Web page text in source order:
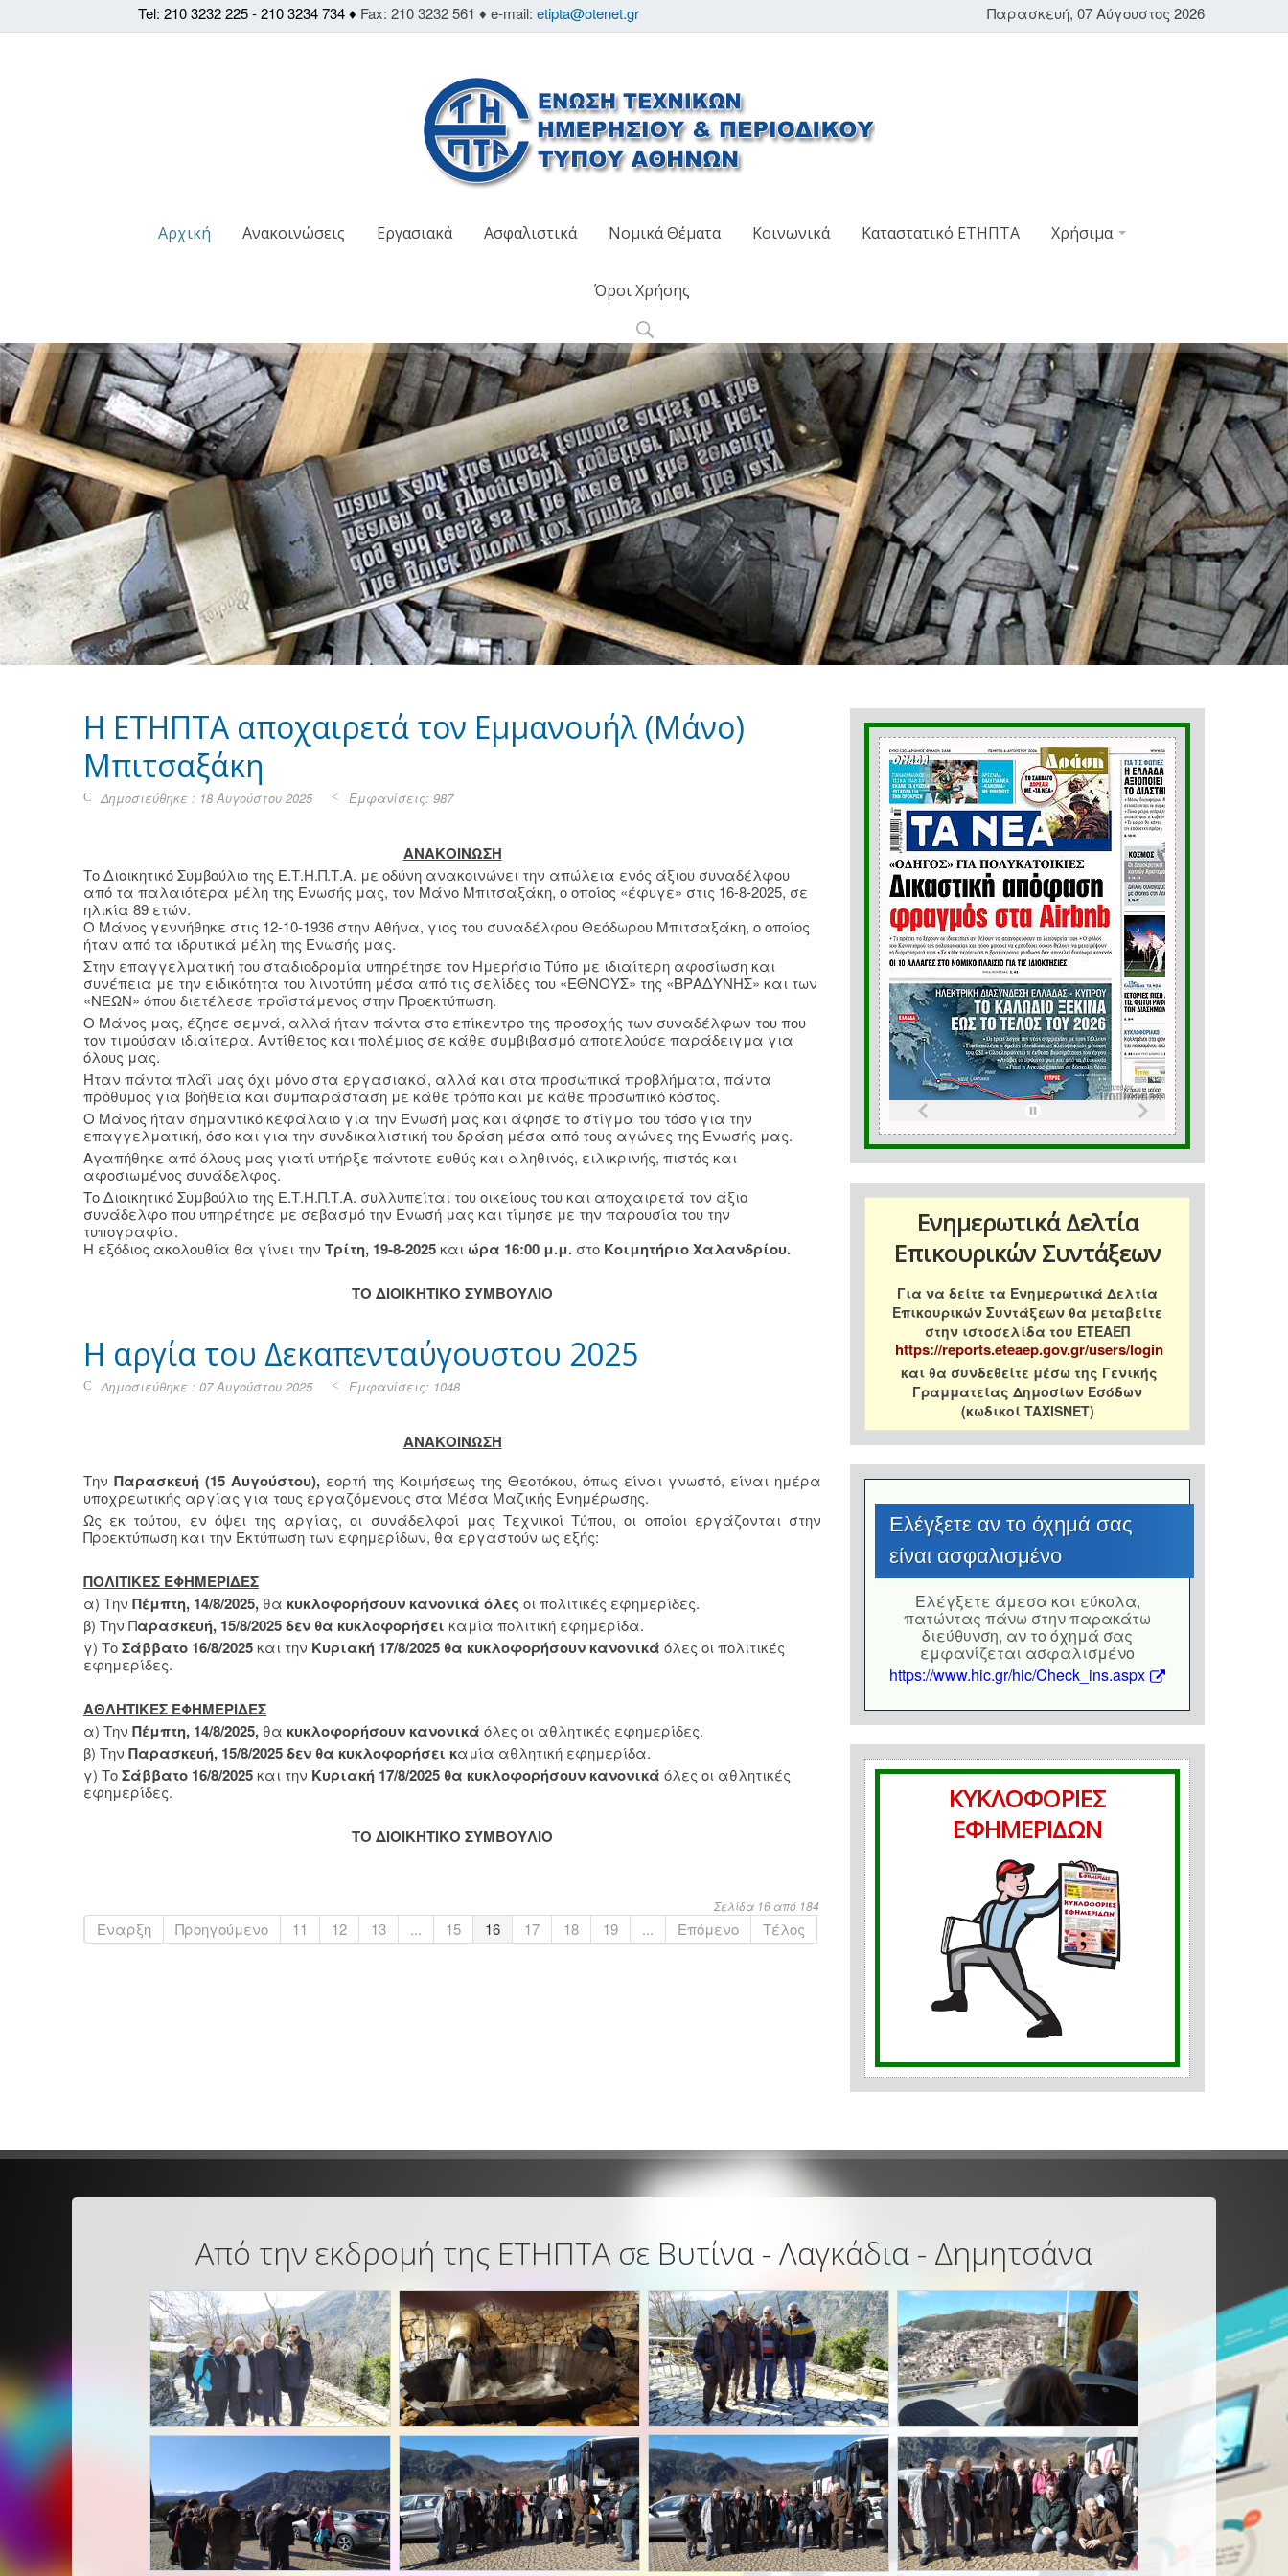
Παρασκευή, 07 Αύγουστος 2026
Tel: 210 3232 225 - 210 3234 734 ♦ Fax: 210 3232 561 ♦ e-mail: etipta@otenet.gr
Αρχική Ανακοινώσεις Εργασιακά Ασφαλιστικά Νομικά Θέματα Κοινωνικά Καταστατικό ΕΤΗΠΤΑ Χρήσιμα
Όροι Χρήσης
H EΤΗΠΤΑ αποχαιρετά τον Εμμανουήλ (Μάνο)
Μπιτσαξάκη
Δημοσιεύθηκε : 18 Αυγούστου 2025 Εμφανίσεις: 987
ΑΝΑΚΟΙΝΩΣΗ
Το Διοικητικό Συμβούλιο της Ε.Τ.Η.Π.Τ.Α. με οδύνη ανακοινώνει την απώλεια ενός άξιου συναδέλφου
από τα παλαιότερα μέλη της Ενωσής μας, τον Μάνο Μπιτσαξάκη, ο οποίος «έφυγε» στις 16-8-2025, σε
ηλικία 89 ετών.
Ο Μάνος γεννήθηκε στις 12-10-1936 στην Αθήνα, γιος του συναδέλφου Θεόδωρου Μπιτσαξάκη, ο οποίος
ήταν από τα ιδρυτικά μέλη της Ενωσής μας.
Στην επαγγελματική του σταδιοδρομία υπηρέτησε τον Ημερήσιο Τύπο με ιδιαίτερη αφοσίωση και
συνέπεια με την ειδικότητα του λινοτύπη μέσα από τις σελίδες του «ΕΘΝΟΥΣ» της «ΒΡΑΔΥΝΗΣ» και των
«ΝΕΩΝ» όπου διετέλεσε προϊστάμενος στην Προεκτύπωση.
Ο Μάνος μας, έζησε σεμνά, αλλά ήταν πάντα στο επίκεντρο της προσοχής των συναδέλφων του που
τον τιμούσαν ιδιαίτερα. Αντίθετος και πολέμιος σε κάθε συμβιβασμό αποτελούσε παράδειγμα για
όλους μας.
Ήταν πάντα πλάϊ μας όχι μόνο στα εργασιακά, αλλά και στα προσωπικά προβλήματα, πάντα
πρόθυμος για βοήθεια και συμπαράσταση με κάθε τρόπο και με κάθε προσωπικό κόστος.
Ο Μάνος ήταν σημαντικό κεφάλαιο για την Ενωσή μας και άφησε το στίγμα του τόσο για την
επαγγελματική, όσο και για την συνδικαλιστική του δράση μέσα από τους αγώνες της Ενωσής μας.
Αγαπήθηκε από όλους μας γιατί υπήρξε πάντοτε ευθύς και αληθινός, ειλικρινής, πιστός και
αφοσιωμένος συνάδελφος.
Το Διοικητικό Συμβούλιο της Ε.Τ.Η.Π.Τ.Α. συλλυπείται του οικείους του και αποχαιρετά τον άξιο
συνάδελφο που υπηρέτησε με σεβασμό την Ενωσή μας και τίμησε με την παρουσία του την
τυπογραφία.
Η εξόδιος ακολουθία θα γίνει την Τρίτη, 19-8-2025και ώρα 16:00 μ.μ. στο Κοιμητήριο Χαλανδρίου.
TO ΔΙΟΙΚΗΤΙΚΟ ΣΥΜΒΟΥΛΙΟ
H αργία του Δεκαπενταύγουστου 2025
Δημοσιεύθηκε : 07 Αυγούστου 2025 Εμφανίσεις: 1048
ΑΝΑΚΟΙΝΩΣΗ
Την Παρασκευή (15 Αυγούστου),εορτή της Κοιμήσεως της Θεοτόκου, όπως είναι γνωστό, είναι ημέρα
υποχρεωτικής αργίας για τους εργαζόμενους στα Μέσα Μαζικής Ενημέρωσης.
Ως εκ τούτου, εν όψει της αργίας, οι συνάδελφοί μας Τεχνικοί Τύπου, οι οποίοι εργάζονται στην
Προεκτύπωση και την Εκτύπωση των εφημερίδων, θα εργαστούν ως εξής:
ΠΟΛΙΤΙΚΕΣ ΕΦΗΜΕΡΙΔΕΣ
α) Την Πέμπτη, 14/8/2025, θα κυκλοφορήσουν κανονικά όλες οι πολιτικές εφημερίδες.
β) Την Παρασκευή, 15/8/2025δεν θα κυκλοφορήσει καμία πολιτική εφημερίδα.
γ) ΤοΣάββατο 16/8/2025και την Κυριακή 17/8/2025 θα κυκλοφορήσουν κανονικά όλες οι πολιτικές
εφημερίδες.
ΑΘΛΗΤΙΚΕΣ ΕΦΗΜΕΡΙΔΕΣ
α) Την Πέμπτη, 14/8/2025, θα κυκλοφορήσουν κανονικά όλες οι αθλητικές εφημερίδες.
β) Την Παρασκευή, 15/8/2025δεν θα κυκλοφορήσει καμία αθλητική εφημερίδα.
γ) ΤοΣάββατο 16/8/2025και την Κυριακή 17/8/2025 θα κυκλοφορήσουν κανονικά όλες οι αθλητικές
εφημερίδες.
ΤΟ ΔΙΟΙΚΗΤΙΚΟ ΣΥΜΒΟΥΛΙΟ
Σελίδα 16 από 184
Έναρξη Προηγούμενο 11 12 13 ... 15 16 17 18 19 ... Επόμενο Τέλος
Ενημερωτικά Δελτία
Επικουρικών Συντάξεων
Για να δείτε τα Ενημερωτικά Δελτία
Επικουρικών Συντάξεων θα μεταβείτε
στην ιστοσελίδα του ΕΤΕΑΕΠ
https://reports.eteaep.gov.gr/users/login
και θα συνδεθείτε μέσω της Γενικής
Γραμματείας Δημοσίων Εσόδων
(κωδικοί TAXISNET)
Eλέγξετε αν το όχημά σας
είναι ασφαλισμένο
Eλέγξετε άμεσα και εύκολα,
πατώντας πάνω στην παρακάτω
διεύθυνση, αν το όχημά σας
εμφανίζεται ασφαλισμένο
https://www.hic.gr/hic/Check_ins.aspx
ΚΥΚΛΟΦΟΡΙΕΣ
ΕΦΗΜΕΡΙΔΩΝ
Από την εκδρομή της ΕΤΗΠΤΑ σε Βυτίνα - Λαγκάδια - Δημητσάνα